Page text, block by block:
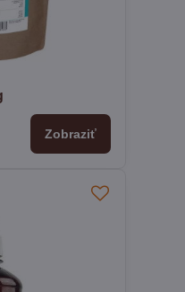
Zobraziť